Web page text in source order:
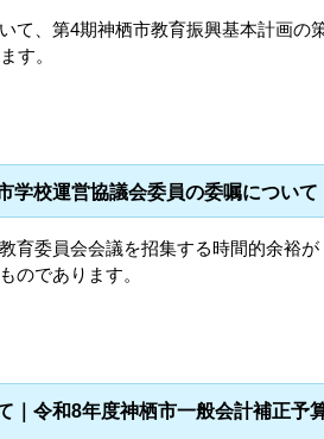
て、第4期神栖市教育振興基本計画の
す。
学校運営協議会委員の委嘱について
育委員会会議を招集する時間的余裕が
のであります。
｜令和8年度神栖市一般会計補正予